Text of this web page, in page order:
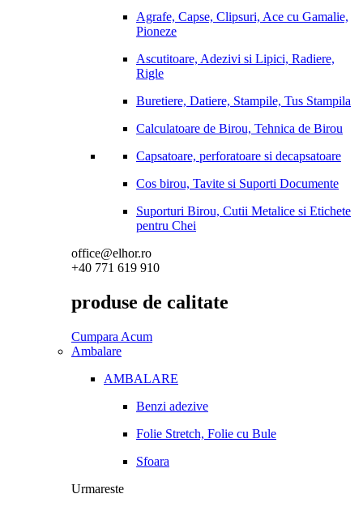
Agrafe, Capse, Clipsuri, Ace cu Gamalie,
Pioneze
Ascutitoare, Adezivi si Lipici, Radiere,
Rigle
Buretiere, Datiere, Stampile, Tus Stampila
Calculatoare de Birou, Tehnica de Birou
Capsatoare, perforatoare si decapsatoare
Cos birou, Tavite si Suporti Documente
Suporturi Birou, Cutii Metalice si Etichete
pentru Chei
office@elhor.ro
+40 771 619 910
produse de calitate
Cumpara Acum
Ambalare
AMBALARE
Benzi adezive
Folie Stretch, Folie cu Bule
Sfoara
Urmareste